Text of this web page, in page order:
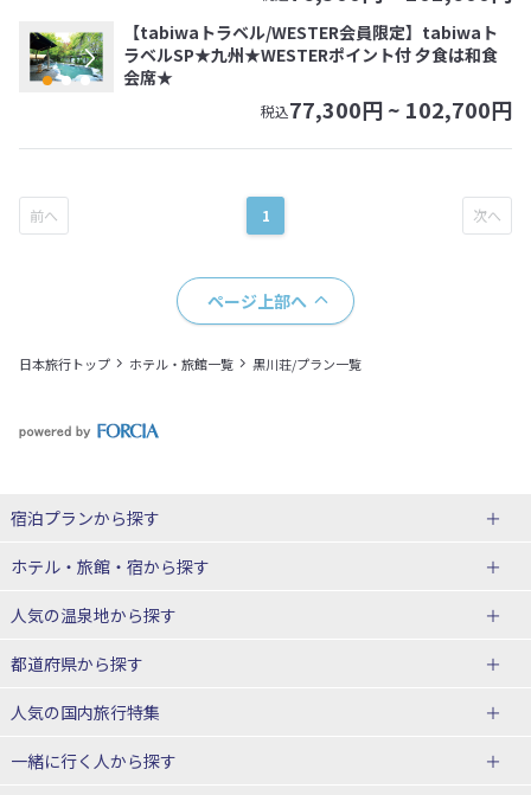
【tabiwaトラベル/WESTER会員限定】tabiwaト
ラベルSP★九州★WESTERポイント付 夕食は和食
会席★
税込77,300円 ~ 102,700円
1
ページ上部へ
日本旅行トップ ホテル・旅館一覧 黒川荘/プラン一覧
宿泊プランから探す
北海道
東北
青森県
宮城県
山形県
ホテル・旅館・宿から探す
北海道ホテル・旅館
青森県ホテル・旅館
宮城県ホテル・旅館
人気の温泉地から探す
北海道
湯の川温泉(北海道)
十勝川温泉(北海道)
都道府県から探す
北海道旅行・ツアー
人気の国内旅行特集
東京ディズニーリゾート®への旅
ユニバーサル・スタジオ・ジャパ
一緒に行く人から探す